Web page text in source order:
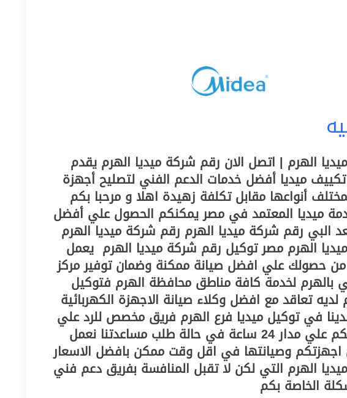
الهرم | اتصل الان رقم شركة ميديا الهرم يقدم
ميديا أفضل خدمات الدعم الفني لتصليح أجهزة
أنواعها مقابل تكلفة زهيدة اهلا و مرحبا بكم
ميديا المعتمد في مصر يمكنكم الحصول علي أفضل
البي رقم شركة ميديا الهرم رقم شركة ميديا الهرم
الهرم مصر توكيل رقم شركة ميديا الهرم ‏ يعمل
من حصولك علي افضل صيانة ممكنة وضمان توفير مركز
بالهرم‏ لخدمة كافة مناطق محافظة الهرم‏ فتوكيل
لديه تعاقد مع افضل وكلاء صيانة الاجهزة الكهربائية
في توكيل ميديا فرع الهرم‏ فريق مخصص للرد علي
كافة اسئلتكم علي مدار 24 ساعة في حالة طلب مساعدتنا نعمل
وصيانتها في اقل وقت ممكن بافضل الاسعار
الهرم التي لكن لا تقبل المنافسة بفريق دعم فني
الخاصة بكم